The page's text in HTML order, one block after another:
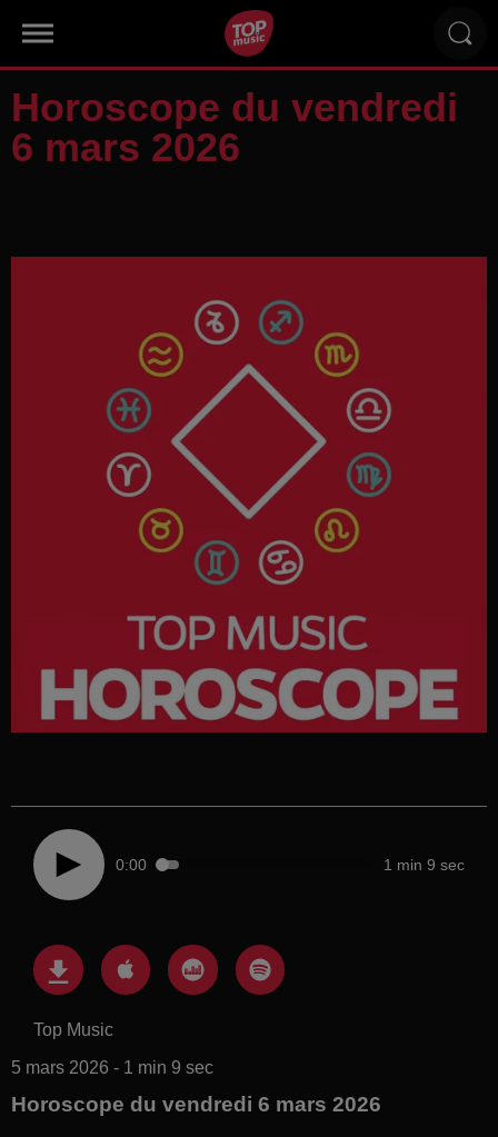
Horoscope du vendredi
6 mars 2026
0:00 1 min 9 sec
Top Music
5 mars 2026 - 1 min 9 sec
Horoscope du vendredi 6 mars 2026